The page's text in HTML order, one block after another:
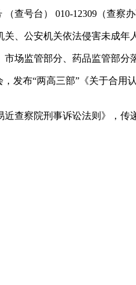
号台） 010-12309（查察办
公安机关依法侵害未成年
监管部分、药品监管部分
布“两高三部”《关于合用
察院刑事诉讼法则》，传